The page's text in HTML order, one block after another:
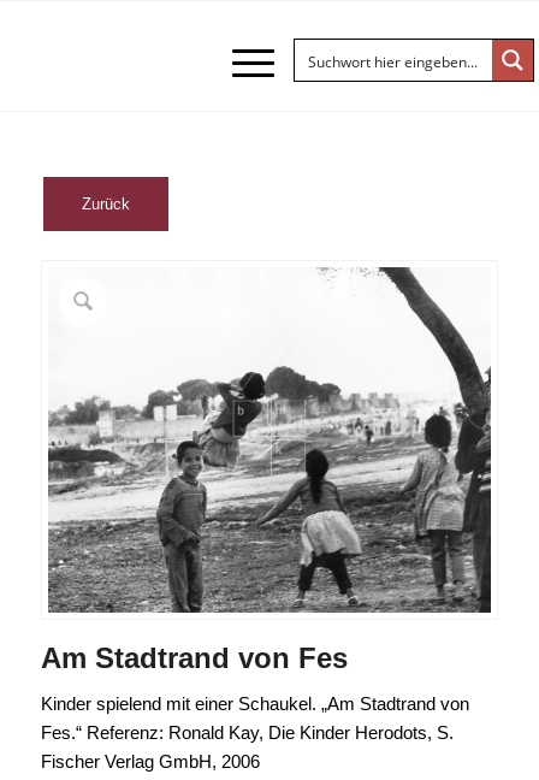
Am Stadtrand von Fes
Kinder spielend mit einer Schaukel. „Am Stadtrand von
Fes.“ Referenz: Ronald Kay, Die Kinder Herodots, S.
Fischer Verlag GmbH, 2006